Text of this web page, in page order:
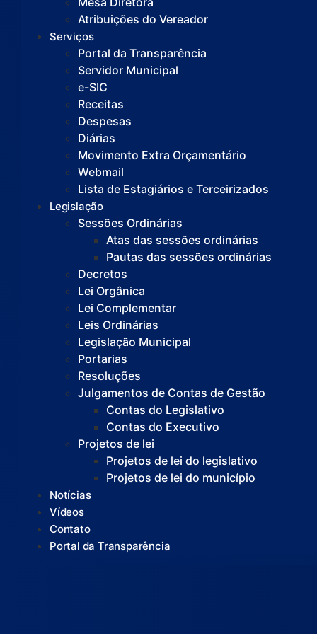
Atribuições do Vereador
Serviços
Portal da Transparência
Servidor Municipal
e-SIC
Receitas
Despesas
Diárias
Movimento Extra Orçamentário
Webmail
Lista de Estagiários e Terceirizados
Legislação
Sessões Ordinárias
Atas das sessões ordinárias
Pautas das sessões ordinárias
Decretos
Lei Orgânica
Lei Complementar
Leis Ordinárias
Legislação Municipal
Portarias
Resoluções
Julgamentos de Contas de Gestão
Contas do Legislativo
Contas do Executivo
Projetos de lei
Projetos de lei do legislativo
Projetos de lei do município
Notícias
Vídeos
Contato
Portal da Transparência